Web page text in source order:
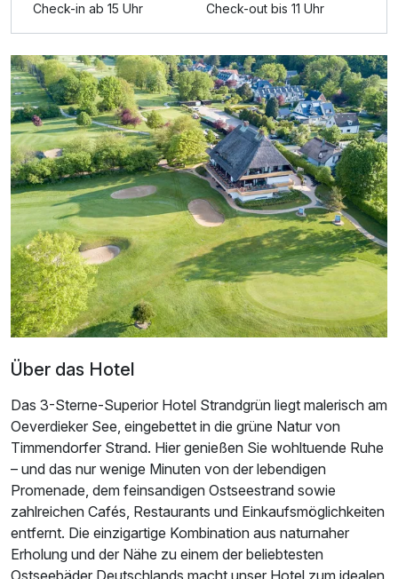
Doppelzimmer Premium
2 Erwachsene
Ausstattung
Für 4 Tage p.P. ab634,80 €
Check-in ab 15 Uhr Check-out bis 11 Uhr
Über das Hotel
Das 3-Sterne-Superior Hotel Strandgrün liegt malerisch am
Oeverdieker See, eingebettet in die grüne Natur von
Timmendorfer Strand. Hier genießen Sie wohltuende Ruhe
– und das nur wenige Minuten von der lebendigen
Promenade, dem feinsandigen Ostseestrand sowie
zahlreichen Cafés, Restaurants und Einkaufsmöglichkeiten
entfernt. Die einzigartige Kombination aus naturnaher
Erholung und der Nähe zu einem der beliebtesten
Ostseebäder Deutschlands macht unser Hotel zum idealen